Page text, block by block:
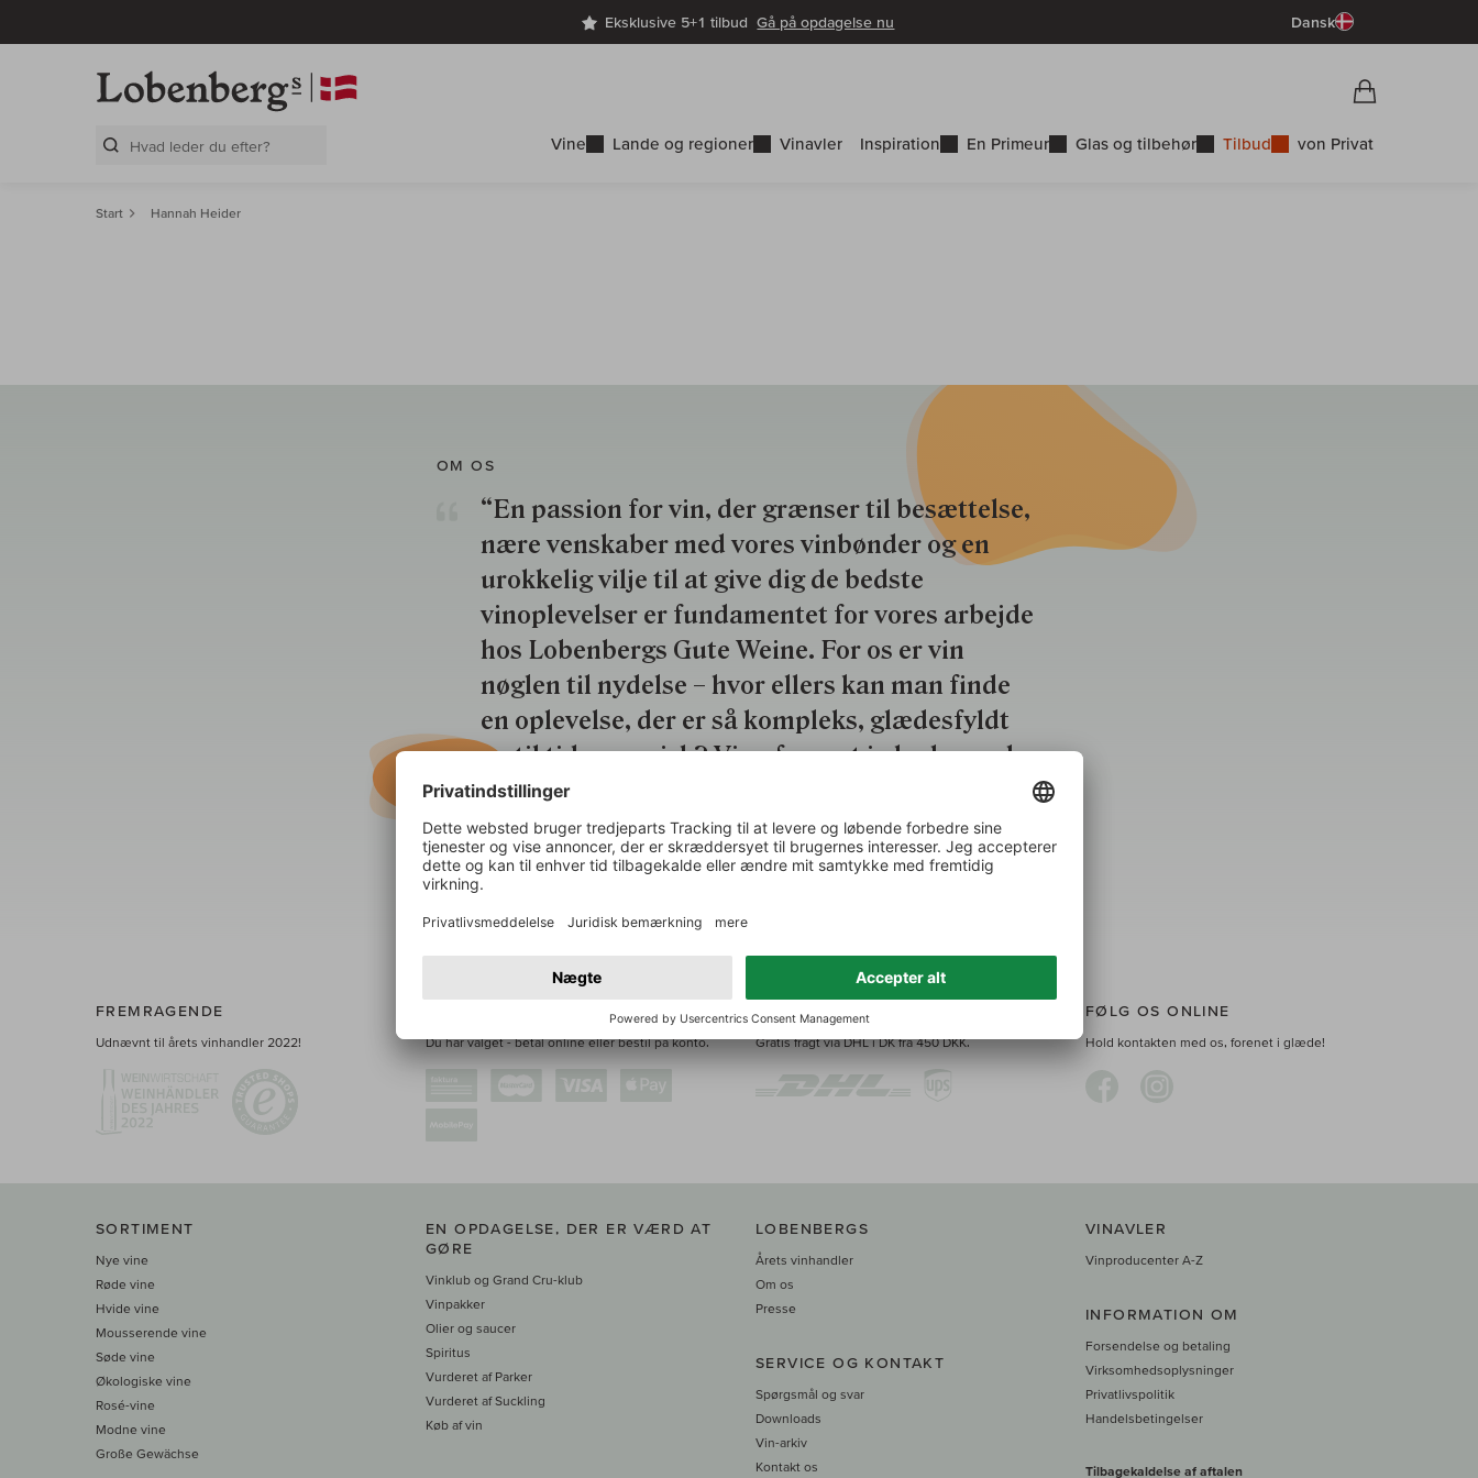
Eksklusive 5+1 tilbudGå på opdagelse nu Dansk
Vine Lande og regioner Vinavler Inspiration En Primeur Glas og tilbehør Tilbud von Privat
Start Hannah Heider
OM OS
“En passion for vin, der grænser til besættelse,
nære venskaber med vores vinbønder og en
urokkelig vilje til at give dig de bedste
vinoplevelser er fundamentet for vores arbejde
hos Lobenbergs Gute Weine. For os er vin
nøglen til nydelse – hvor ellers kan man finde
en oplevelse, der er så kompleks, glædesfyldt
og til tider magisk? Vi er forenet i glæden ved
vinen – samlet omkring mangfoldighedens
bord.”
FREMRAGENDE
Udnævnt til årets vinhandler 2022! Du har valget - betal online eller bestil på konto.
LEVERINGSMULIGHEDER
Gratis fragt via DHL i DK fra 450 DKK.
FØLG OS ONLINE
Hold kontakten med os, forenet i glæde!
SORTIMENT
Nye vine
Røde vine
Hvide vine
Mousserende vine
Søde vine
Økologiske vine
Rosé-vine
Modne vine
Große Gewächse
EN OPDAGELSE, DER ER VÆRD AT
GØRE
Vinklub og Grand Cru-klub
Vinpakker
Olier og saucer
Spiritus
Vurderet af Parker
Vurderet af Suckling
Køb af vin
LOBENBERGS
Årets vinhandler
Om os
Presse
SERVICE OG KONTAKT
Spørgsmål og svar
Downloads
Vin-arkiv
Kontakt os
VINAVLER
Vinproducenter A-Z
INFORMATION OM
Forsendelse og betaling
Virksomhedsoplysninger
Privatlivspolitik
Handelsbetingelser
Tilbagekaldelse af aftalen